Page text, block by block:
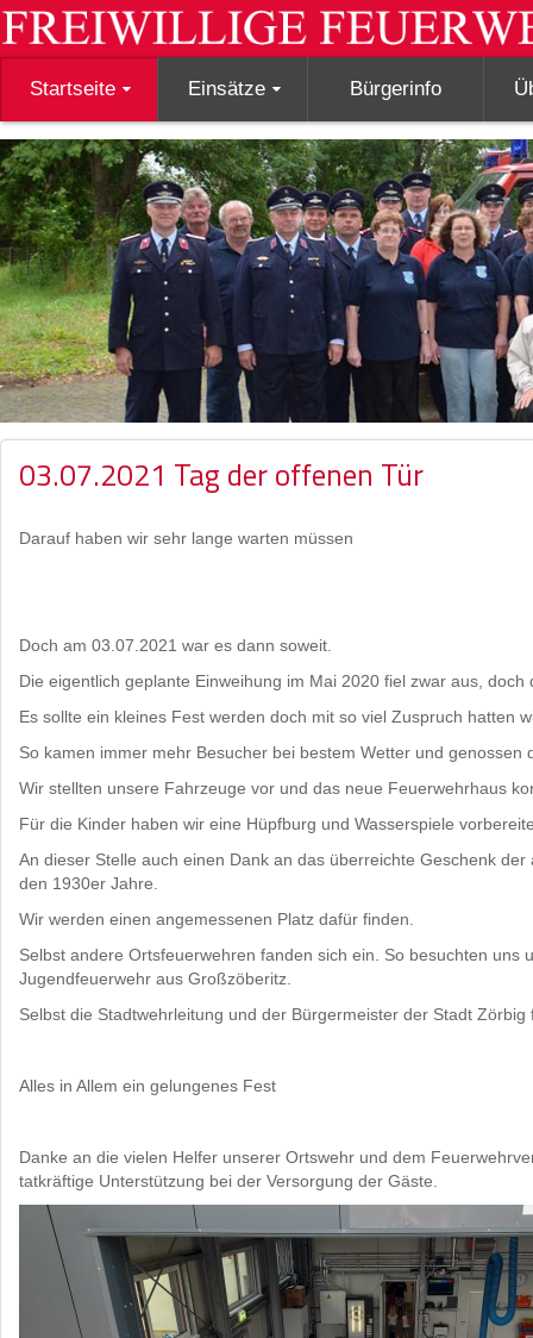
Startseite Einsätze Bürgerinfo
03.07.2021 Tag der offenen Tür
Darauf haben wir sehr lange warten müssen
Doch am 03.07.2021 war es dann soweit.
Die eigentlich geplante Einweihung im Mai 2020 fiel zwar aus,
Es sollte ein kleines Fest werden doch mit so viel Zuspruch hatten
So kamen immer mehr Besucher bei bestem Wetter und genossen
Wir stellten unsere Fahrzeuge vor und das neue Feuerwehrhaus
Für die Kinder haben wir eine Hüpfburg und Wasserspiele
An dieser Stelle auch einen Dank an das überreichte Geschenk
den 1930er Jahre.
Wir werden einen angemessenen Platz dafür finden.
Selbst andere Ortsfeuerwehren fanden sich ein. So besuchten
Jugendfeuerwehr aus Großzöberitz.
Selbst die Stadtwehrleitung und der Bürgermeister der Stadt
Alles in Allem ein gelungenes Fest
Danke an die vielen Helfer unserer Ortswehr und dem
tatkräftige Unterstützung bei der Versorgung der Gäste.